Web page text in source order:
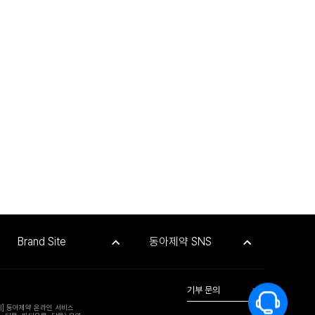
Brand Site 동아제약 SNS
] 동아제약 온라인 서비스
기부 문의